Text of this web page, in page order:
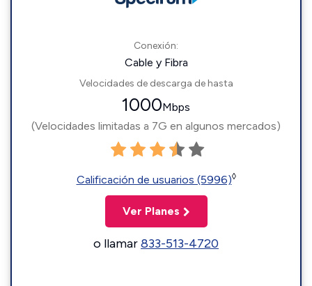
Conexión:
Cable y Fibra
Velocidades de descarga de hasta
1000Mbps
(Velocidades limitadas a 7G en algunos mercados)
Calificación de usuarios (5996)◊
Ver Planes
o llamar833-513-4720